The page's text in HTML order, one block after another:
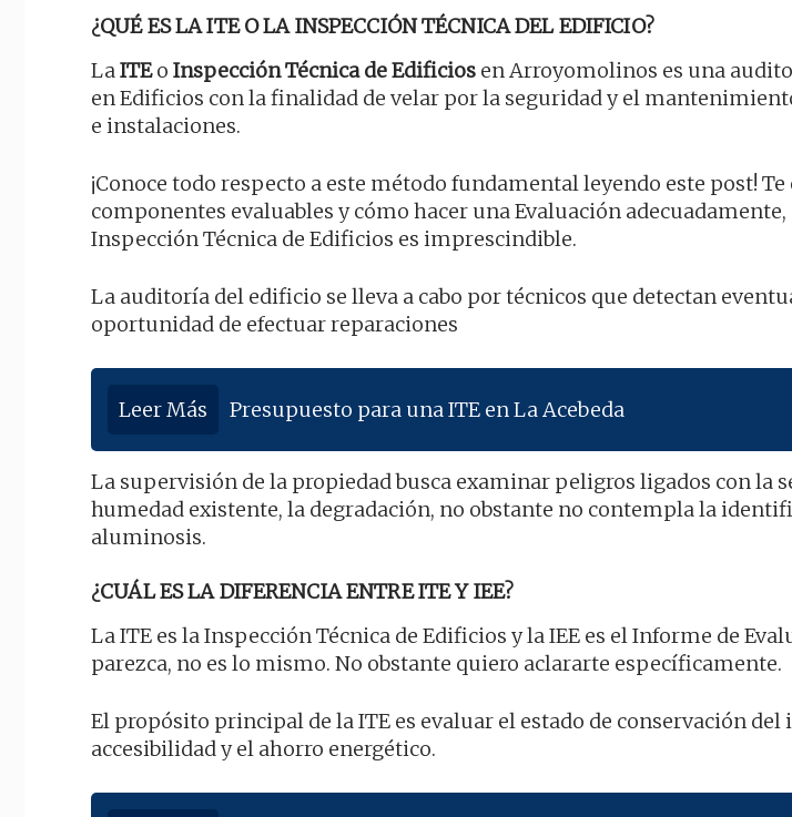
¿QUÉ ES LA ITE O LA INSPECCIÓN TÉCNICA DEL EDIFICIO?
LaITEo Inspección Técnica de Edificios en Arroyomolinos es una
en Edificios con la finalidad de velar por la seguridad y el
e instalaciones.
¡Conoce todo respecto a este método fundamental leyendo este post!
componentes evaluables y cómo hacer una Evaluación
Inspección Técnica de Edificios es imprescindible.
La auditoría del edificio se lleva a cabo por técnicos que detectan
oportunidad de efectuar reparaciones
Leer Más Presupuesto para una ITE en La Acebeda
La supervisión de la propiedad busca examinar peligros ligados con la
humedad existente, la degradación, no obstante no contempla la
aluminosis.
¿CUÁL ES LA DIFERENCIA ENTRE ITE Y IEE?
La ITE es la Inspección Técnica de Edificios y la IEE es el Informe de
parezca, no es lo mismo. No obstante quiero aclararte específicamente.
El propósito principal de la ITE es evaluar el estado de conservación del
accesibilidad y el ahorro energético.